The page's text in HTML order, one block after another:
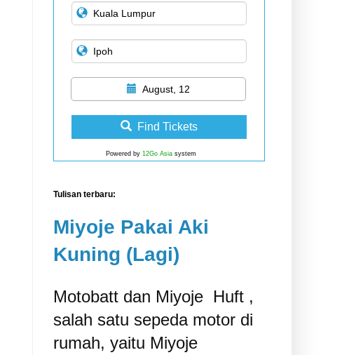
August, 12
Find Tickets
Powered by 12Go Asia system
Tulisan terbaru:
Miyoje Pakai Aki
Kuning (Lagi)
Motobatt dan Miyoje ‎ Huft ,
salah satu sepeda motor di
rumah, yaitu Miyoje